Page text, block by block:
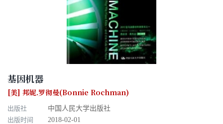
基因机器
[美] 邦妮.罗彻曼(Bonnie Rochman)
出版社
中国人民大学出版社
出版时间
2018-02-01